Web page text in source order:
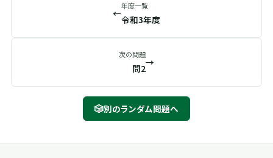
←
年度一覧
令和3年度
次の問題
問2
→
🎲別のランダム問題へ